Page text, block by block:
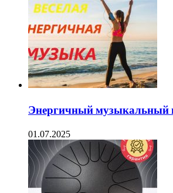
Энергичный музыкальный
01.07.2025